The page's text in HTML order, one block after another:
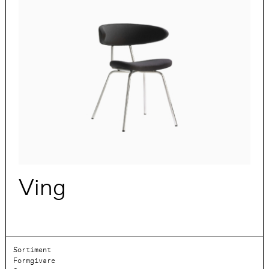
Ving
Sortiment
Formgivare